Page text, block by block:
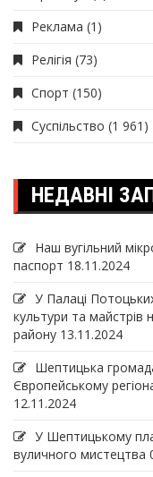
Реклама (1)
Релігія (73)
Спорт (150)
Суспільство (1 961)
НЕДАВНІ
Наш вугільний
паспорт 18.11.2024
У Палаці
культури та
району 13.11.2024
Шептицька
Європейському
12.11.2024
У Шептицькому
вуличного мистецтва